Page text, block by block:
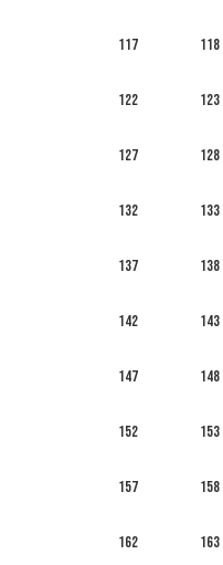
117 118
122 123
127 128
132 133
137 138
142 143
147 148
152 153
157 158
162 163